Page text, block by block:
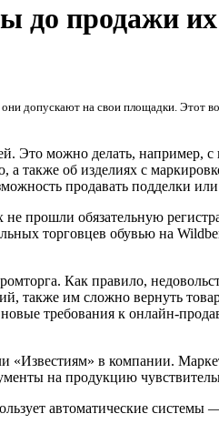
до продажи
допускают на свои площадки.
Это можно делать, например,
также об изделиях с
продавать подделки
прошли обязательную
торговцев обувью на
Как правило,
также им сложно вернуть
требования к онлайн-
в компании.
на продукцию
автоматические